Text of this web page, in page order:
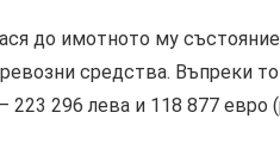
до имотното му
средства. Въпреки
223 296 лева и 118 877 евро